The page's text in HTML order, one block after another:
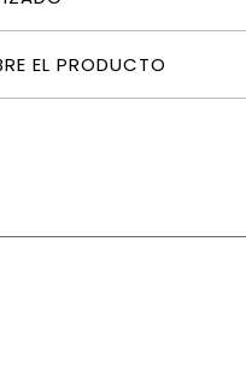
EL PRODUCTO